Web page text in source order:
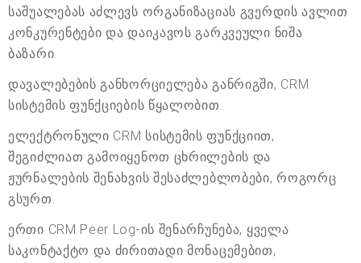
საშუალებას აძლევს ორგანიზაციას გვერდის ავლით
კონკურენტები და დაიკავოს გარკვეული ნიშა
ბაზარი.
დავალებების განხორციელება განრიგში, CRM
სისტემის ფუნქციების წყალობით.
ელექტრონული CRM სისტემის ფუნქციით,
შეგიძლიათ გამოიყენოთ ცხრილების და
ჟურნალების შენახვის შესაძლებლობები, როგორც
გსურთ.
ერთი CRM Peer Log-ის შენარჩუნება, ყველა
საკონტაქტო და ძირითადი მონაცემებით,